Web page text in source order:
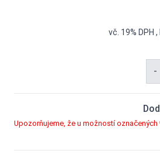
vč. 19% DPH ,
-
Upozorňujeme, že u možností